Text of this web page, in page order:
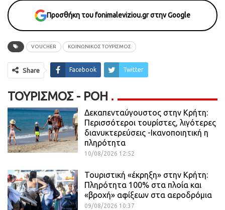
Προσθήκη του fonimaleviziou.gr στην Google
VOUCHER ΚΟΙΝΩΝΙΚΟΣ ΤΟΥΡΙΣΜΟΣ
Share Facebook Twitter
ΤΟΥΡΙΣΜΌΣ - ΡΟΗ
Δεκαπενταύγουστος στην Κρήτη:
Περισσότεροι τουρίστες, λιγότερες
διανυκτερεύσεις -Ικανοποιητική η
πληρότητα
10/08/2026 12:52
Τουριστική «έκρηξη» στην Κρήτη:
Πληρότητα 100% στα πλοία και
«βροχή» αφίξεων στα αεροδρόμια
09/08/2026 10:37